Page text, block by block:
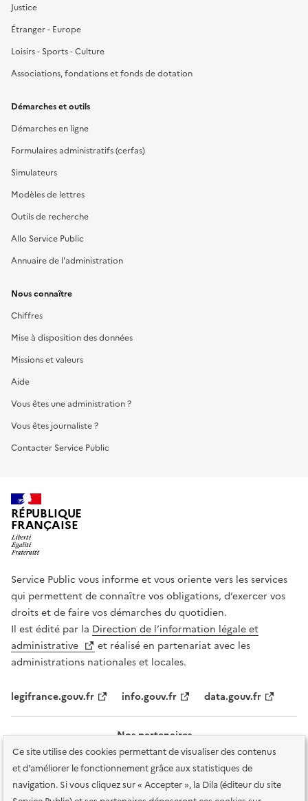
Ce site utilise des cookies permettant de visualiser des contenus
et d'améliorer le fonctionnement grâce aux statistiques de
navigation. Si vous cliquez sur « Accepter », la Dila (éditeur du site
Justice
Étranger - Europe
Loisirs - Sports - Culture
Associations, fondations et fonds de dotation
Démarches et outils
Démarches en ligne
Formulaires administratifs (cerfas)
Simulateurs
Modèles de lettres
Outils de recherche
Allo Service Public
Annuaire de l'administration
Nous connaître
Chiffres
Mise à disposition des données
Missions et valeurs
Aide
Vous êtes une administration ?
Vous êtes journaliste ?
Contacter Service Public
RÉPUBLIQUE
FRANÇAISE
Service Public vous informe et vous oriente vers les services
qui permettent de connaître vos obligations, d’exercer vos
droits et de faire vos démarches du quotidien.
Il est édité par la Direction de l’information légale et
administrative
et réalisé en partenariat avec les
administrations nationales et locales.
legifrance.gouv.fr info.gouv.fr data.gouv.fr
Nos partenaires